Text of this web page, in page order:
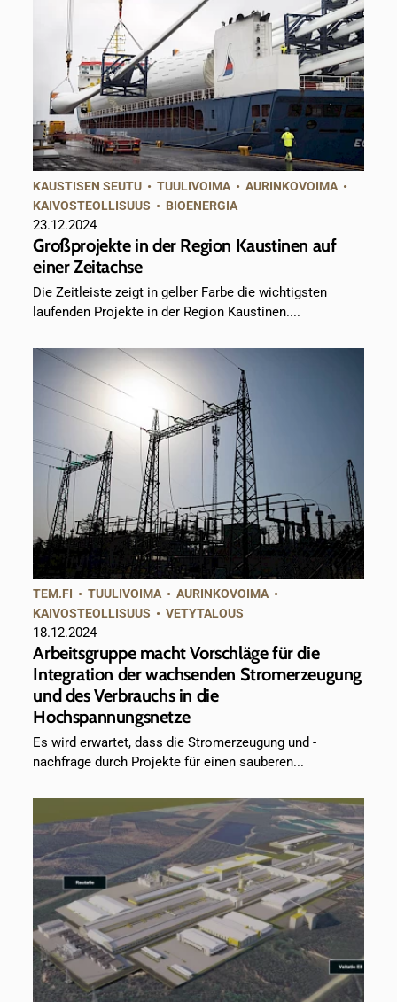
KAUSTISEN SEUTU •TUULIVOIMA•AURINKOVOIMA•
KAIVOSTEOLLISUUS • BIOENERGIA
23.12.2024
Großprojekte in der Region Kaustinen auf
einer Zeitachse
Die Zeitleiste zeigt in gelber Farbe die wichtigsten
laufenden Projekte in der Region Kaustinen....
TEM.FI •TUULIVOIMA •AURINKOVOIMA •
KAIVOSTEOLLISUUS •VETYTALOUS
18.12.2024
Arbeitsgruppe macht Vorschläge für die
Integration der wachsenden Stromerzeugung
und des Verbrauchs in die
Hochspannungsnetze
Es wird erwartet, dass die Stromerzeugung und -
nachfrage durch Projekte für einen sauberen...